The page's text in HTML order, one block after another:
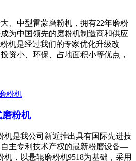
、中型雷蒙磨粉机，拥有22年磨粉
为中国领先的磨粉机制造商和供应
机是经过我们的专家优化升级改
资小、环保、占地面积小等优点，
粉机
机是我公司新近推出具有国际先进技
主专利技术产权的最新粉磨设备—
机，以悬辊磨粉机9518为基础，采用